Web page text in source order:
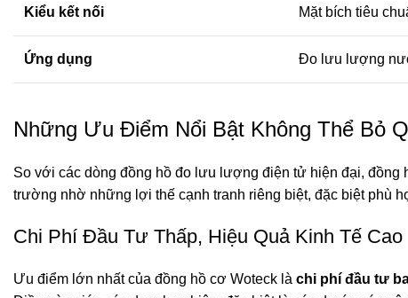
Kiểu kết nối Mặt bích tiêu
Ứng dụng Đo lưu lượng
Những Ưu Điểm Nổi Bật Không Thể Bỏ
So với các dòng đồng hồ đo lưu lượng điện tử hiện đại,
trường nhờ những lợi thế cạnh tranh riêng biệt, đặc biệt phù
Chi Phí Đầu Tư Thấp, Hiệu Quả Kinh Tế Cao
Ưu điểm lớn nhất của đồng hồ cơ Woteck là chi phí đầu tư